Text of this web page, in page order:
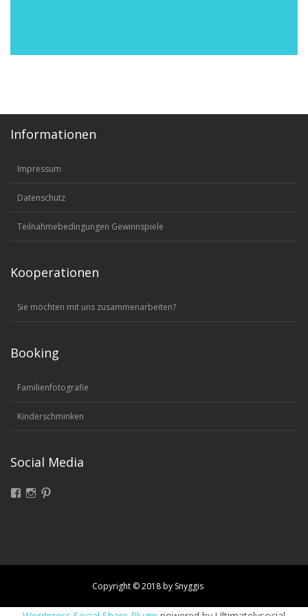
Informationen
Impressum
Datenschutz
Teilnahmebedingungen Gewinnspiele
Kooperationen
Sie möchten mit uns zusammenarbeiten?
Booking
Familienfotografie
Kinderschminken
Social Media
FacebookInstagram
Copyright © 2018 by Snyggis